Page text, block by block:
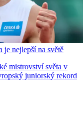
je nejlepší na světě
mistrovství světa v
juniorský rekord